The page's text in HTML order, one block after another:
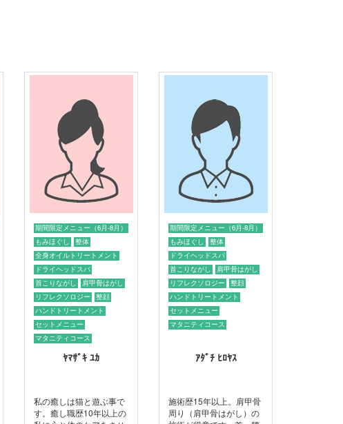
期間限定メニュー（6月-8月）
もみほぐし
整体
全身オイルトリートメント
ドライヘッドスパ
首こりながし
肩甲骨はがし
リフレクソロジー
整顔
ハンドトリートメント
セットメニュー
マタニティコース
ﾔﾏｻﾞｷ ﾕｶ
私の癒しは猫と遊ぶ事で
す。癒し職歴10年以上の
期間限定メニュー（6月-8月）
もみほぐし
整体
ドライヘッドスパ
首こりながし
肩甲骨はがし
リフレクソロジー
整顔
ハンドトリートメント
セットメニュー
マタニティコース
ｱﾀﾞﾁ ﾋﾛﾔｽ
施術歴15年以上。肩甲骨
周り（肩甲骨はがし）の